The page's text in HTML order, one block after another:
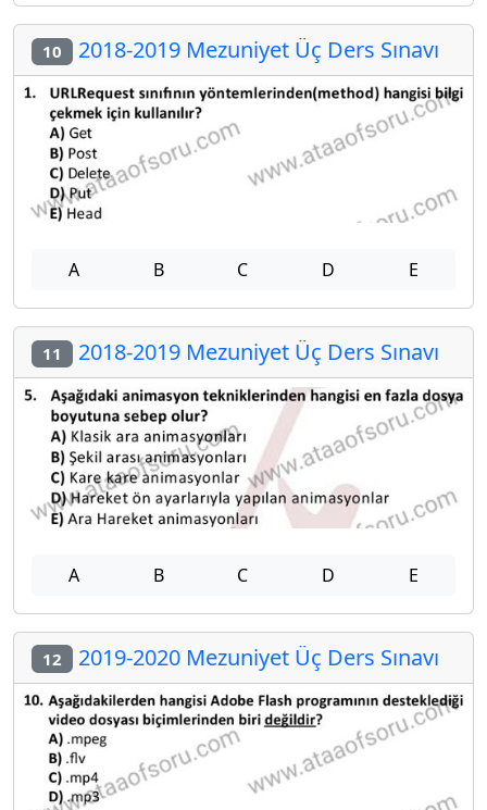
10 2018-2019 Mezuniyet Üç Ders Sınavı
A B C D E
11 2018-2019 Mezuniyet Üç Ders Sınavı
A B C D E
12 2019-2020 Mezuniyet Üç Ders Sınavı